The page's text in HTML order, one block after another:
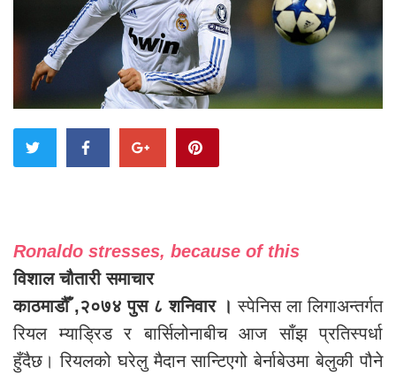
Ronaldo stresses, because of this
विशाल चौतारी समाचार
काठमाडौँ ,२०७४ पुस ८ शनिवार । स्पेनिस ला लिगाअन्तर्गत
रियल म्याड्रिड र बार्सिलोनाबीच आज साँझ प्रतिस्पर्धा
हुँदैछ। रियलको घरेलु मैदान सान्टिएगो बेर्नाबेउमा बेलुकी पौने